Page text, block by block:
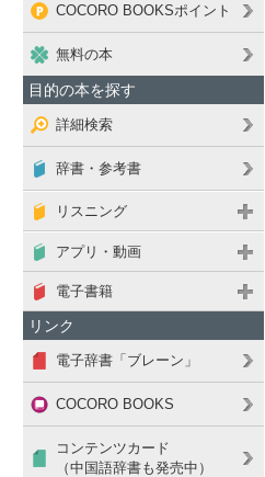
COCORO BOOKSポイント
無料の本
目的の本を探す
詳細検索
辞書・参考書
リスニング
アプリ・動画
電子書籍
リンク
電子辞書「ブレーン」
COCORO BOOKS
コンテンツカード
（中国語辞書も発売中）